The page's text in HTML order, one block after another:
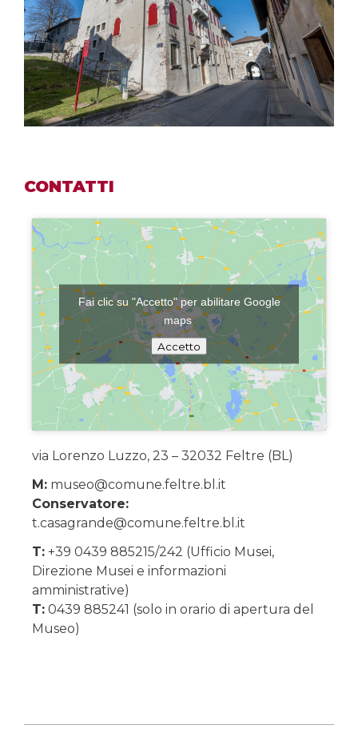
CONTATTI
Fai clic su "Accetto" per abilitare Google
maps
Accetto
via Lorenzo Luzzo, 23 – 32032 Feltre (BL)
M: museo@comune.feltre.bl.it
Conservatore:
t.casagrande@comune.feltre.bl.it
T: +39 0439 885215/242 (Ufficio Musei,
Direzione Musei e informazioni
amministrative)
T: 0439 885241 (solo in orario di apertura del
Museo)